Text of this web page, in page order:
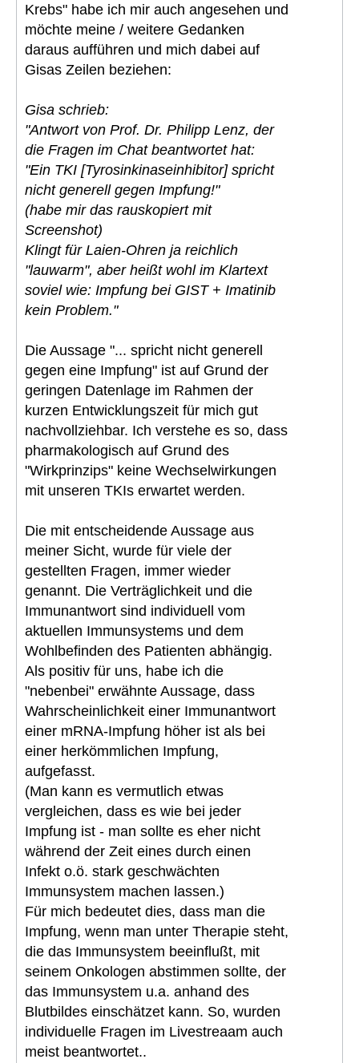
Krebs" habe ich mir auch angesehen und
möchte meine / weitere Gedanken
daraus aufführen und mich dabei auf
Gisas Zeilen beziehen:
Gisa schrieb:
"Antwort von Prof. Dr. Philipp Lenz, der
die Fragen im Chat beantwortet hat:
"Ein TKI [Tyrosinkinaseinhibitor] spricht
nicht generell gegen Impfung!"
(habe mir das rauskopiert mit
Screenshot)
Klingt für Laien-Ohren ja reichlich
"lauwarm", aber heißt wohl im Klartext
soviel wie: Impfung bei GIST + Imatinib
kein Problem."
Die Aussage "... spricht nicht generell
gegen eine Impfung" ist auf Grund der
geringen Datenlage im Rahmen der
kurzen Entwicklungszeit für mich gut
nachvollziehbar. Ich verstehe es so, dass
pharmakologisch auf Grund des
"Wirkprinzips" keine Wechselwirkungen
mit unseren TKIs erwartet werden.
Die mit entscheidende Aussage aus
meiner Sicht, wurde für viele der
gestellten Fragen, immer wieder
genannt. Die Verträglichkeit und die
Immunantwort sind individuell vom
aktuellen Immunsystems und dem
Wohlbefinden des Patienten abhängig.
Als positiv für uns, habe ich die
"nebenbei" erwähnte Aussage, dass
Wahrscheinlichkeit einer Immunantwort
einer mRNA-Impfung höher ist als bei
einer herkömmlichen Impfung,
aufgefasst.
(Man kann es vermutlich etwas
vergleichen, dass es wie bei jeder
Impfung ist - man sollte es eher nicht
während der Zeit eines durch einen
Infekt o.ö. stark geschwächten
Immunsystem machen lassen.)
Für mich bedeutet dies, dass man die
Impfung, wenn man unter Therapie steht,
die das Immunsystem beeinflußt, mit
seinem Onkologen abstimmen sollte, der
das Immunsystem u.a. anhand des
Blutbildes einschätzet kann. So, wurden
individuelle Fragen im Livestreaam auch
meist beantwortet..